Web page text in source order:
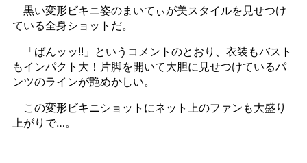
黒い変形ビキニ姿のまいてぃが美スタイルを見せつけ
ている全身ショットだ。
「ばんッッ!!」というコメントのとおり、衣装もバスト
もインパクト大！片脚を開いて大胆に見せつけているパ
ンツのラインが艶めかしい。
この変形ビキニショットにネット上のファンも大盛り
上がりで…。